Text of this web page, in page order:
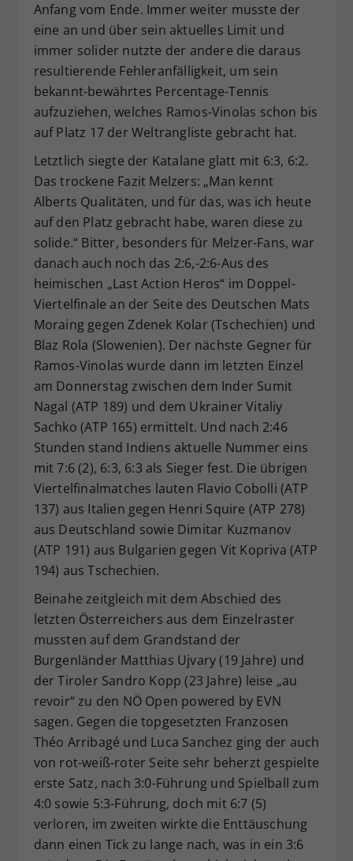
Anfang vom Ende. Immer weiter musste der
eine an und über sein aktuelles Limit und
immer solider nutzte der andere die daraus
resultierende Fehleranfälligkeit, um sein
bekannt-bewährtes Percentage-Tennis
aufzuziehen, welches Ramos-Vinolas schon bis
auf Platz 17 der Weltrangliste gebracht hat.
Letztlich siegte der Katalane glatt mit 6:3, 6:2.
Das trockene Fazit Melzers: „Man kennt
Alberts Qualitäten, und für das, was ich heute
auf den Platz gebracht habe, waren diese zu
solide.“ Bitter, besonders für Melzer-Fans, war
danach auch noch das 2:6,-2:6-Aus des
heimischen „Last Action Heros“ im Doppel-
Viertelfinale an der Seite des Deutschen Mats
Moraing gegen Zdenek Kolar (Tschechien) und
Blaz Rola (Slowenien). Der nächste Gegner für
Ramos-Vinolas wurde dann im letzten Einzel
am Donnerstag zwischen dem Inder Sumit
Nagal (ATP 189) und dem Ukrainer Vitaliy
Sachko (ATP 165) ermittelt. Und nach 2:46
Stunden stand Indiens aktuelle Nummer eins
mit 7:6 (2), 6:3, 6:3 als Sieger fest. Die übrigen
Viertelfinalmatches lauten Flavio Cobolli (ATP
137) aus Italien gegen Henri Squire (ATP 278)
aus Deutschland sowie Dimitar Kuzmanov
(ATP 191) aus Bulgarien gegen Vit Kopriva (ATP
194) aus Tschechien.
Beinahe zeitgleich mit dem Abschied des
letzten Österreichers aus dem Einzelraster
mussten auf dem Grandstand der
Burgenländer Matthias Ujvary (19 Jahre) und
der Tiroler Sandro Kopp (23 Jahre) leise „au
revoir“ zu den NÖ Open powered by EVN
sagen. Gegen die topgesetzten Franzosen
Théo Arribagé und Luca Sanchez ging der auch
von rot-weiß-roter Seite sehr beherzt gespielte
erste Satz, nach 3:0-Führung und Spielball zum
4:0 sowie 5:3-Führung, doch mit 6:7 (5)
verloren, im zweiten wirkte die Enttäuschung
dann einen Tick zu lange nach, was in ein 3:6